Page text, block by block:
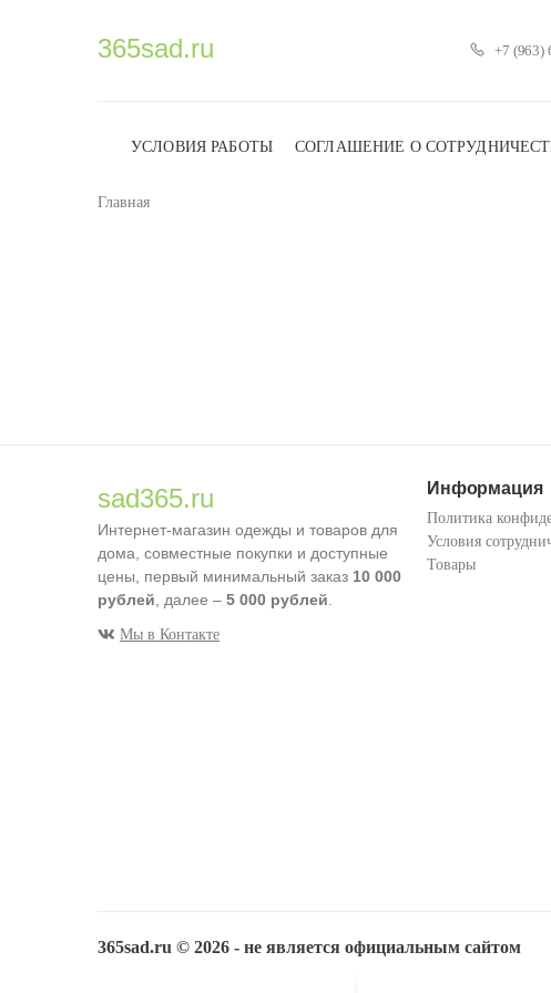
365sad.ru +7 (963)
УСЛОВИЯ РАБОТЫ СОГЛАШЕНИЕ О
Главная
sad365.ru
Интернет-магазин одежды и товаров для
дома, совместные покупки и доступные
цены, первый минимальный заказ 10 000
рублей , далее – 5 000 рублей
Мы в Контакте
Информация
Политика
Условия
Товары
365sad.ru © 2026 - не является официальным сайтом